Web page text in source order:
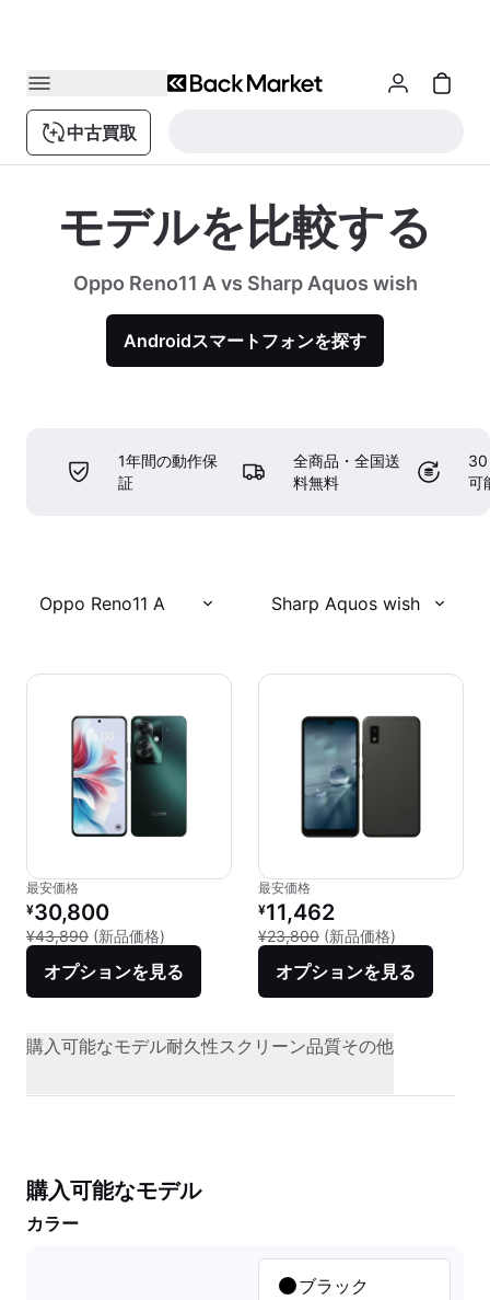
中古買取
モデルを比較する
Oppo Reno11 A vs Sharp Aquos wish
Androidスマートフォンを探す
1年間の動作保
証
全商品・全国送
料無料
30
可
Oppo Reno11 A Sharp Aquos wish
最安価格
リファービッシュ品の価格：
¥30,800
¥43,890 (新品価格) 新品との比較：¥43,890
オプションを見る
最安価格
リファービッシュ品の価格：
¥11,462
¥23,800 (新品価格)
オプションを見る
購入可能なモデル耐久性スクリーン品質その他
購入可能なモデル
カラー
ブラック